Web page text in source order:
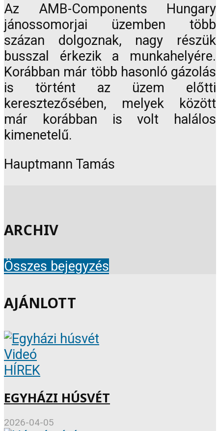
Az AMB-Components Hungary
jánossomorjai üzemben több
százan dolgoznak, nagy részük
busszal érkezik a munkahelyére.
Korábban már több hasonló gázolás
is történt az üzem előtti
keresztezősében, melyek között
már korábban is volt halálos
kimenetelű.
Hauptmann Tamás
ARCHIV
Összes bejegyzés
AJÁNLOTT
Videó
HÍREK
EGYHÁZI HÚSVÉT
2026-04-05